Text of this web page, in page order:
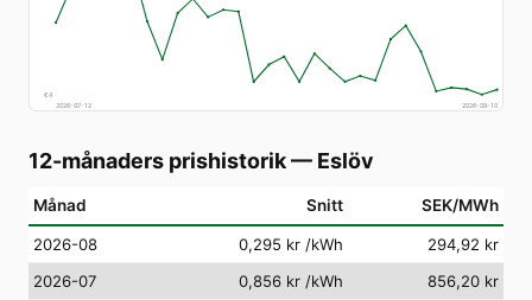
€4
2026-07-12
2026-08-10
12-månaders prishistorik— Eslöv
Månad Snitt SEK/MWh
2026-08 0,295 kr /kWh
294,92 kr
2026-07
0,856 kr /kWh
856,20 kr